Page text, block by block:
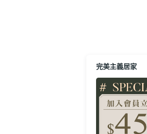
完美主義居家